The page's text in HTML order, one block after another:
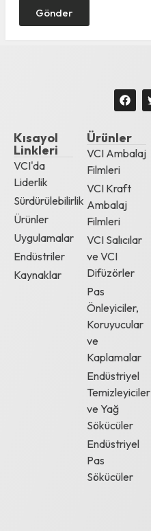
Gönder
Kısayol
Linkleri
VCI'da
Liderlik
Sürdürülebilirlik
Ürünler
Uygulamalar
Endüstriler
Kaynaklar
Ürünler
VCI Ambalaj
Filmleri
VCI Kraft
Ambalaj
Filmleri
VCI Salıcılar
ve VCI
Difüzörler
Pas
Önleyiciler,
Koruyucular
ve
Kaplamalar
Endüstriyel
Temizleyiciler
ve Yağ
Sökücüler
Endüstriyel
Pas
Sökücüler